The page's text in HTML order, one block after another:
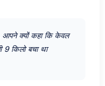
क्यों कहा कि केवल
9 किलो बचा था